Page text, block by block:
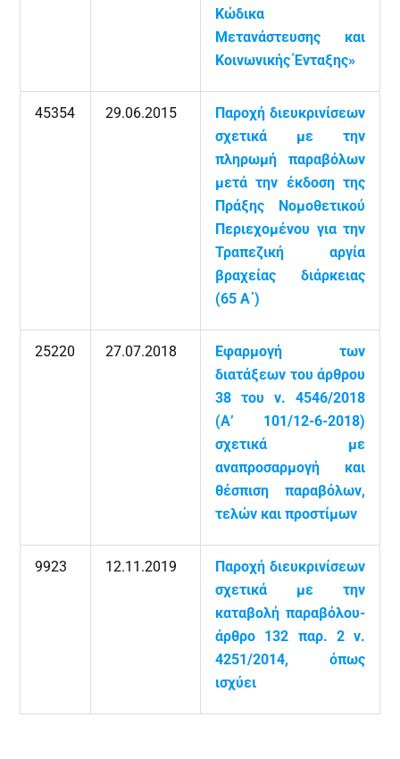
Κώδικα
Μετανάστευσης και
Κοινωνικής Ένταξης»
45354 29.06.2015
Παροχή διευκρινίσεων
σχετικά με την
πληρωμή παραβόλων
μετά την έκδοση της
Πράξης Νομοθετικού
Περιεχομένου για την
Τραπεζική αργία
βραχείας διάρκειας
(65 Α΄)
25220 27.07.2018
Εφαρμογή των
διατάξεων του άρθρου
38 του ν. 4546/2018
(Α’ 101/12-6-2018)
σχετικά με
αναπροσαρμογή και
θέσπιση παραβόλων,
τελών και προστίμων
9923 12.11.2019
Παροχή διευκρινίσεων
σχετικά με την
καταβολή παραβόλου-
άρθρο 132 παρ. 2 ν.
4251/2014, όπως
ισχύει